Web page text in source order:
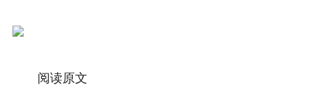
阅读原文